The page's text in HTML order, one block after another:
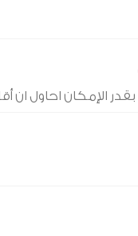
الإمكان احاول ان